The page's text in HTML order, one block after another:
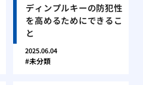
ディンプルキーの防犯性
を高めるためにできるこ
と
2025.06.04
未分類